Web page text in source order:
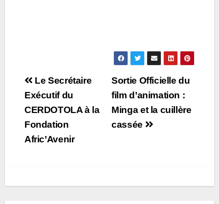
Post
navigation
Sortie Officielle du
film d’animation :
Minga et la cuillère
cassée
Le Secrétaire
Exécutif du
CERDOTOLA à la
Fondation
Afric’Avenir